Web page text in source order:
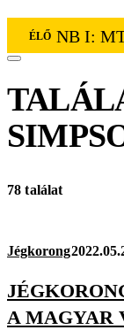
ÉLŐ NB I:
78 találat
Jégkorong
A MAGYAR